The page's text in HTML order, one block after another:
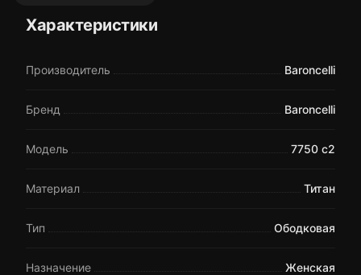
Характеристики
Производитель Baroncelli
Бренд Baroncelli
Модель 7750 c2
Материал Титан
Тип Ободковая
Назначение Женская